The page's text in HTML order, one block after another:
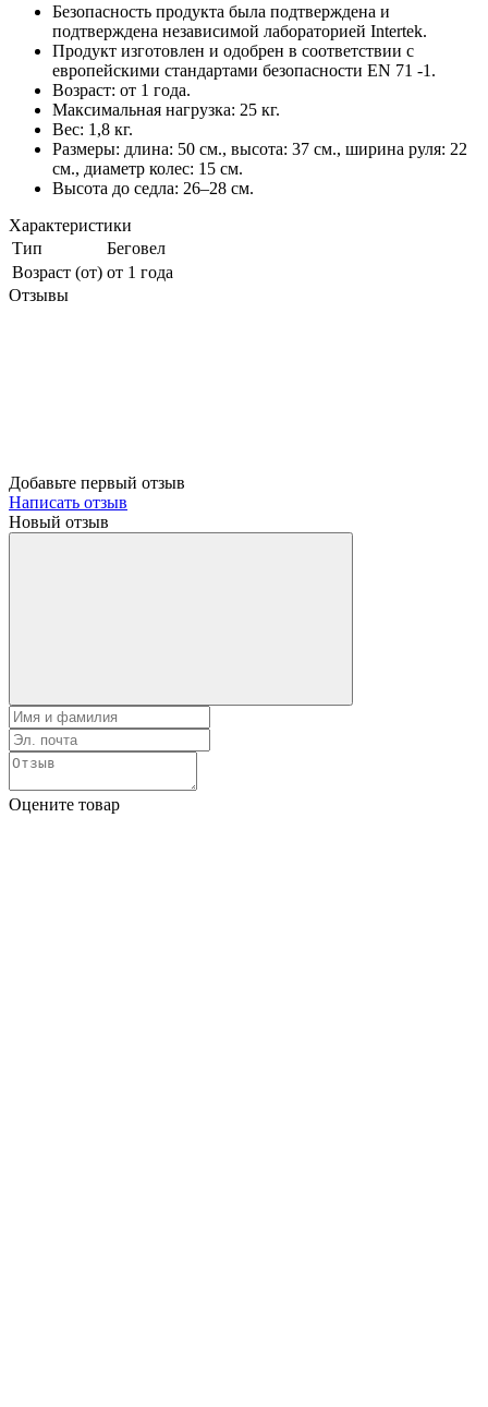
Безопасность продукта была подтверждена и
подтверждена независимой лабораторией Intertek.​
Продукт изготовлен и одобрен в соответствии с
европейскими стандартами безопасности EN 71 -1.
Возраст: от 1 года.
Максимальная нагрузка: 25 кг.
Вес: 1,8 кг.
Размеры: длина: 50 см., высота: 37 см., ширина руля: 22
см., диаметр колес: 15 см.
Высота до седла: 26–28 см.
Характеристики
Тип
Беговел
Возраст (от) от 1 года
Отзывы
Добавьте первый отзыв
Написать отзыв
Новый отзыв
Оцените товар